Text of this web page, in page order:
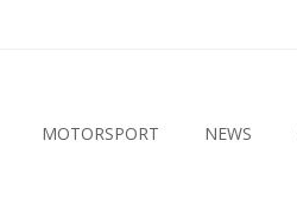
MOTORSPORT NEWS